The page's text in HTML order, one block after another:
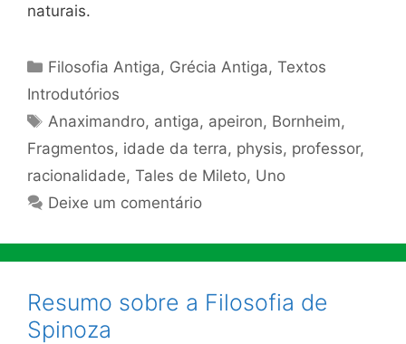
naturais.
Categorias
Filosofia Antiga, Grécia Antiga,Textos
Introdutórios
Tags
Anaximandro, antiga, apeiron, Bornheim,
Fragmentos, idade da terra, physis, professor,
racionalidade, Tales de Mileto, Uno
Deixe um comentário
Resumo sobre a Filosofia de
Spinoza